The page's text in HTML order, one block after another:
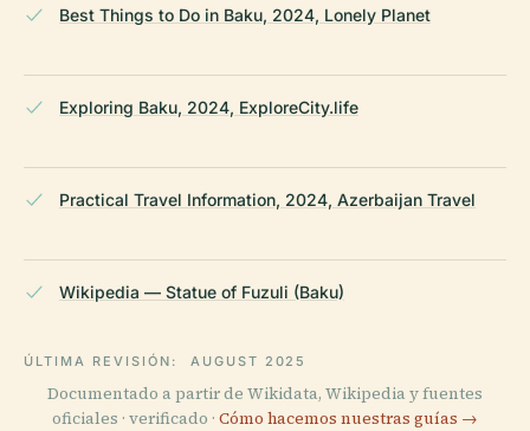
Best Things to Do in Baku, 2024, Lonely Planet
Exploring Baku, 2024, ExploreCity.life
Practical Travel Information, 2024, Azerbaijan Travel
Wikipedia — Statue of Fuzuli (Baku)
ÚLTIMA REVISIÓN: AUGUST 2025
Documentado a partir de Wikidata, Wikipedia y fuentes
oficiales · verificado · Cómo hacemos nuestras guías →